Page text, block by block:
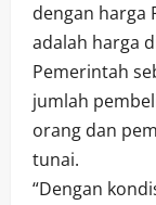
dengan harga
adalah harga
Pemerintah
jumlah
orang dan
tunai.
“Dengan